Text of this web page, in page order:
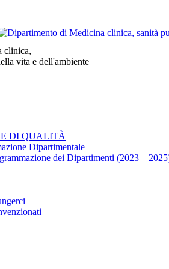
clinica,
vita e dell'ambiente
DI QUALITÀ
Dipartimentale
dei Dipartimenti (2023 –